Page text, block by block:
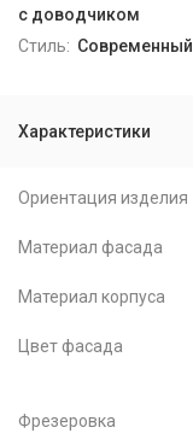
с доводчиком
Стиль: Современный
Характеристики
Ориентация изделия
Материал фасада
Материал корпуса
Цвет фасада
Фрезеровка